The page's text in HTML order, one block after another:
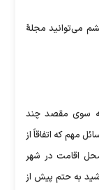
می‌توانید مجلۀ
سوی مقصد چند
مهم که اتفاقاً از
اقامت در شهر
به حتم پیش از